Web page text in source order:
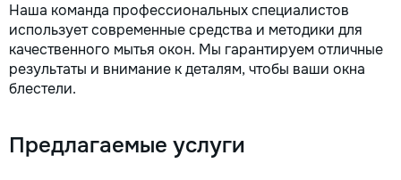
Наша команда профессиональных специалистов
использует современные средства и методики для
качественного мытья окон. Мы гарантируем отличные
результаты и внимание к деталям, чтобы ваши окна
блестели.
Предлагаемые услуги